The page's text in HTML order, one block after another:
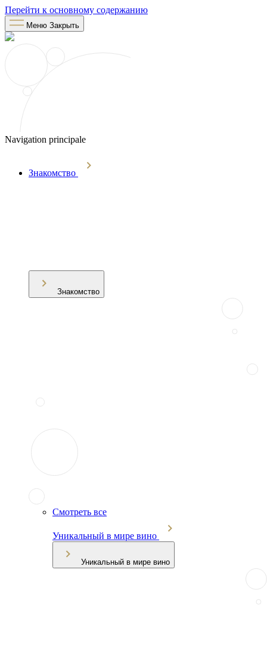
Перейти к основному содержанию
Меню Закрыть
Navigation principale
Знакомство
Знакомство
Смотреть все
Уникальный в мире вино
Уникальный в мире вино